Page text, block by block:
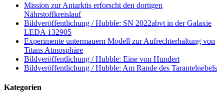
Mission zur Antarktis erforscht den dortigen
Nährstoffkreislauf
Bildveröffentlichung / Hubble: SN 2022abvt in der Galaxie
LEDA 132905
Experimente untermauern Modell zur Aufrechterhaltung von
Titans Atmosphäre
Bildveröffentlichung / Hubble: Eine von Hundert
Bildveröffentlichung / Hubble: Am Rande des Tarantelnebels
Kategorien